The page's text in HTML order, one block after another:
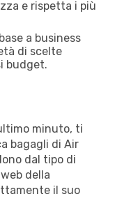
e rispetta i più
a business
di scelte
budget.
minuto, ti
bagagli di Air
dal tipo di
della
il suo